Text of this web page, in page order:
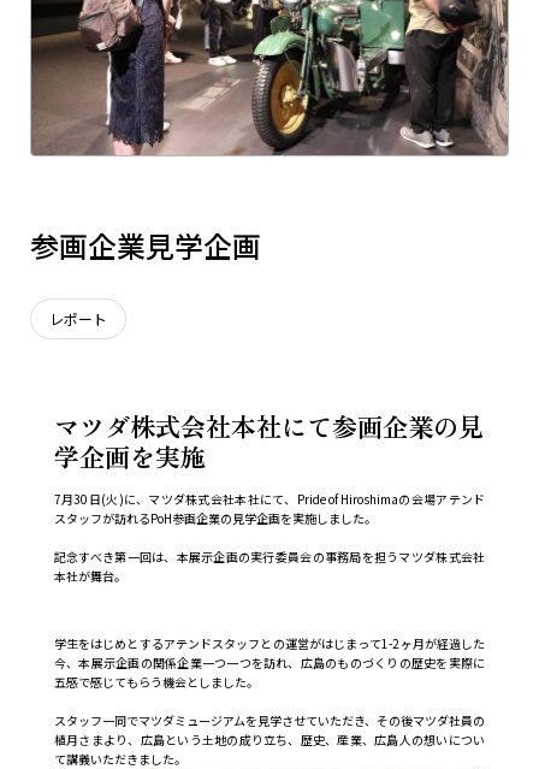
参画企業見学企画
レポート
マツダ株式会社本社にて参画企業の見
学企画を実施
7月30日(火)に、マツダ株式会社本社にて、Pride of Hiroshimaの会場アテンド
スタッフが訪れるPoH参画企業の見学企画を実施しました。
記念すべき第一回は、本展示企画の実行委員会の事務局を担うマツダ株式会社
本社が舞台。
学生をはじめとするアテンドスタッフとの運営がはじまって1-2ヶ月が経過した
今、本展示企画の関係企業一つ一つを訪れ、広島のものづくりの歴史を実際に
五感で感じてもらう機会としました。
スタッフ一同でマツダミュージアムを見学させていただき、その後マツダ社員の
植月さまより、広島という土地の成り立ち、歴史、産業、広島人の想いについ
て講義いただきました。